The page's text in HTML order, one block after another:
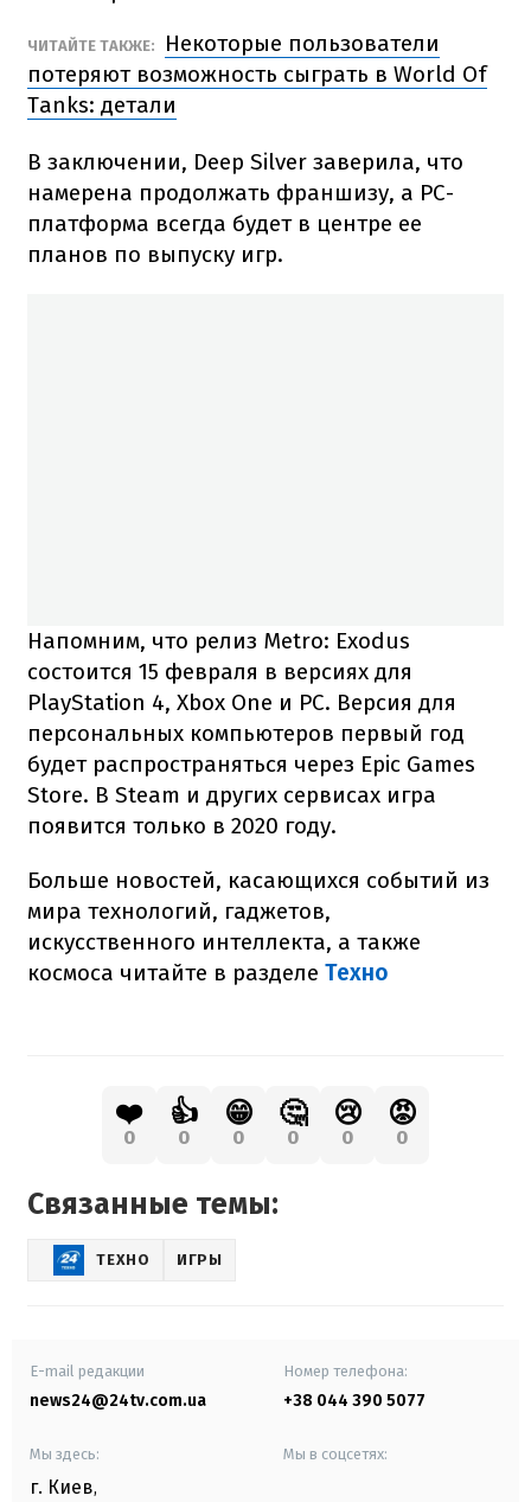
ЧИТАЙТЕ ТАКЖЕ:
Некоторые пользователи
потеряют возможность сыграть в World Of
Tanks: детали
В заключении, Deep Silver заверила, что
намерена продолжать франшизу, а РС-
платформа всегда будет в центре ее
планов по выпуску игр.
Напомним, что релиз Metro: Exodus
состоится 15 февраля в версиях для
PlayStation 4, Xbox One и PC. Версия для
персональных компьютеров первый год
будет распространяться через Epic Games
Store. В Steam и других сервисах игра
появится только в 2020 году.
Больше новостей, касающихся событий из
мира технологий, гаджетов,
искусственного интеллекта, а также
космоса читайте в разделе Техно
❤️
0
👍
0
😁
0
🤔
0
😢
0
😡
0
Связанные темы:
ТЕХНО ИГРЫ
E-mail редакции
news24@24tv.com.ua
Номер телефона:
+38 044 390 5077
Мы здесь:
г. Киев,
Мы в соцсетях: